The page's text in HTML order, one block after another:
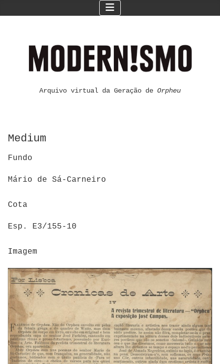
Arquivo virtual da Geração de Orpheu
Medium
Fundo
Mário de Sá-Carneiro
Cota
Esp. E3/155-10
Imagem